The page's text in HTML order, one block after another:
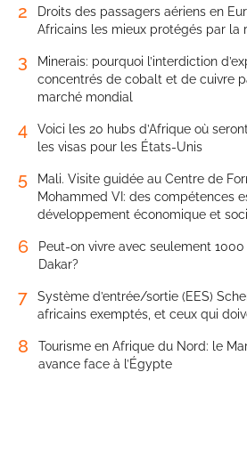
2
Droits des passagers aériens en
Africains les mieux protégés par la
3
Minerais: pourquoi l’interdiction
concentrés de cobalt et de cuivre
marché mondial
4
Voici les 20 hubs d’Afrique où
les visas pour les États-Unis
5
Mali. Visite guidée au Centre de
Mohammed VI: des compétences
développement économique et
6
Peut-on vivre avec seulement
Dakar?
7
Système d’entrée/sortie (EES)
africains exemptés, et ceux qui
8
Tourisme en Afrique du Nord: le
avance face à l’Égypte